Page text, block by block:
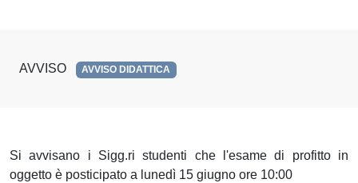
AVVISO AVVISO DIDATTICA
Si avvisano i Sigg.ri studenti che l'esame di profitto in
oggetto è posticipato a lunedì 15 giugno ore 10:00